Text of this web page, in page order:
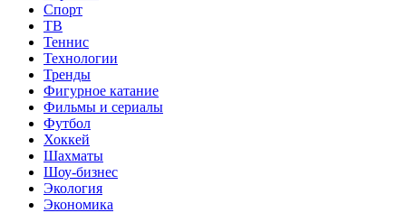
Спорт
ТВ
Теннис
Технологии
Тренды
Фигурное катание
Фильмы и сериалы
Футбол
Хоккей
Шахматы
Шоу-бизнес
Экология
Экономика